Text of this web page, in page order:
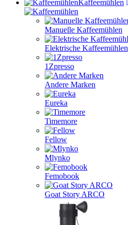
Kaffeemühlen
Manuelle Kaffeemühlen
Elektrische Kaffeemühlen
1Zpresso
Andere Marken
Eureka
Timemore
Fellow
Mlynko
Femobook
Goat Story ARCO